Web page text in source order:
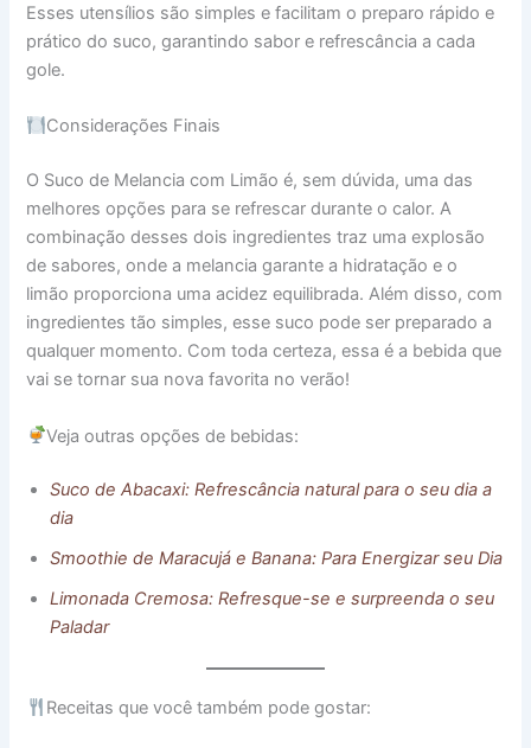
Esses utensílios são simples e facilitam o preparo rápido e
prático do suco, garantindo sabor e refrescância a cada
gole.
Considerações Finais
O Suco de Melancia com Limão é, sem dúvida, uma das
melhores opções para se refrescar durante o calor. A
combinação desses dois ingredientes traz uma explosão
de sabores, onde a melancia garante a hidratação e o
limão proporciona uma acidez equilibrada. Além disso, com
ingredientes tão simples, esse suco pode ser preparado a
qualquer momento. Com toda certeza, essa é a bebida que
vai se tornar sua nova favorita no verão!
Veja outras opções de bebidas:
Suco de Abacaxi: Refrescância natural para o seu dia a
dia
Smoothie de Maracujá e Banana: Para Energizar seu Dia
Limonada Cremosa: Refresque-se e surpreenda o seu
Paladar
Receitas que você também pode gostar: